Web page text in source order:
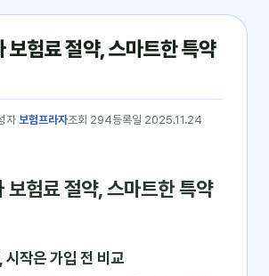
보험료 절약, 스마트한 특약
자보험프라자조회 294등록일 2025.11.24
보험료 절약, 스마트한 특약
시작은 가입 전 비교